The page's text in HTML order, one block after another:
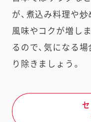
が、煮込み料理や
風味やコクが増し
るので、気になる
り除きましょう。